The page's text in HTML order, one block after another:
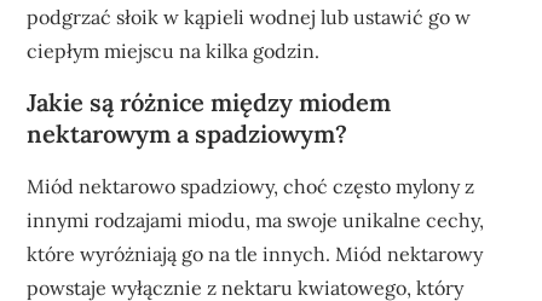
podgrzać słoik w kąpieli wodnej lub ustawić go w
ciepłym miejscu na kilka godzin.
Jakie są różnice między miodem
nektarowym a spadziowym?
Miód nektarowo spadziowy, choć często mylony z
innymi rodzajami miodu, ma swoje unikalne cechy,
które wyróżniają go na tle innych. Miód nektarowy
powstaje wyłącznie z nektaru kwiatowego, który